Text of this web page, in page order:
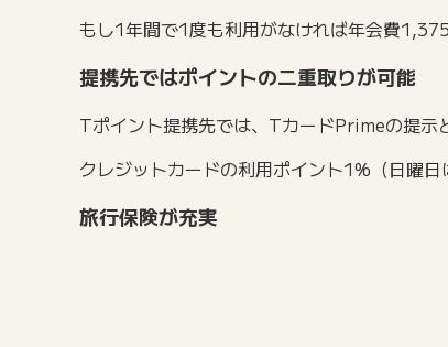
もし1年間で1度も利用がなければ年会費
提携先ではポイントの二重取りが可能
Tポイント提携先では、TカードPrimeの提示
クレジットカードの利用ポイント1%（日曜
旅行保険が充実